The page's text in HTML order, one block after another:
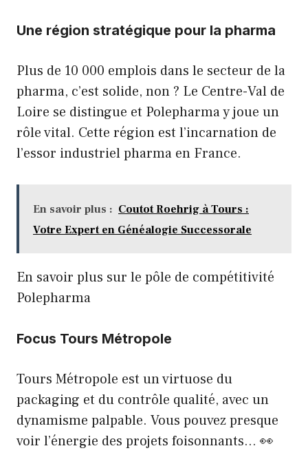
Une région stratégique pour la pharma
Plus de 10 000 emplois dans le secteur de la
pharma, c’est solide, non ? Le Centre-Val de
Loire se distingue et Polepharma y joue un
rôle vital. Cette région est l’incarnation de
l’essor industriel pharma en France.
En savoir plus : Coutot Roehrig à Tours :
Votre Expert en Généalogie Successorale
En savoir plus sur le pôle de compétitivité
Polepharma
Focus Tours Métropole
Tours Métropole est un virtuose du
packaging et du contrôle qualité, avec un
dynamisme palpable. Vous pouvez presque
voir l’énergie des projets foisonnants… 👀